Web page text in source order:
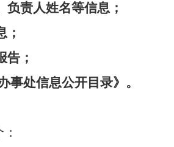
责人姓名等信息；
；
告 ；
事处信息公开目录》 。